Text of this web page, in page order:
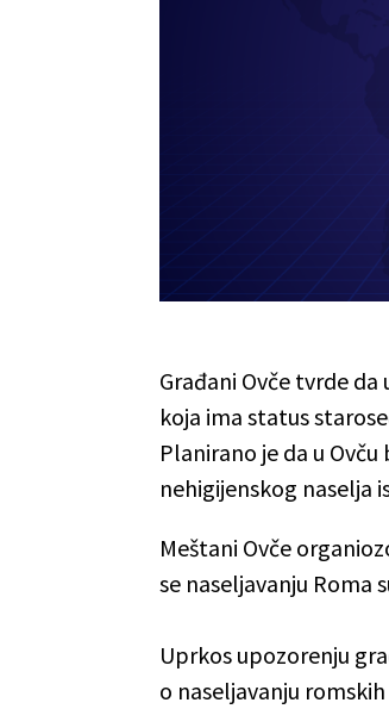
Građani Ovče tvrde
koja ima status
Planirano je da u
nehigijenskog naselja
Meštani Ovče
se naseljavanju Roma
Uprkos upozorenju
o naseljavanju